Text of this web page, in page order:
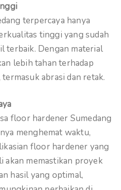
terpercaya hanya
tinggi yang sudah
terbaik. Dengan material
lebih tahan terhadap
abrasi dan retak.
floor hardener Sumedang
menghemat waktu,
floor hardener yang
akan memastikan proyek
hasil yang optimal,